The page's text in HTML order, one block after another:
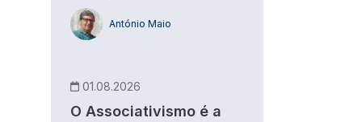
António Maio
01.08.2026
O Associativismo é a